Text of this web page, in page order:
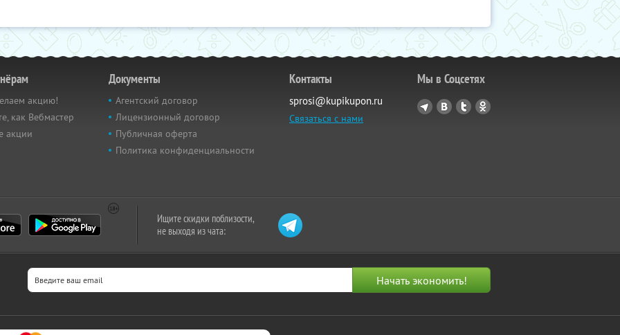
акцию!
как Вебмастер
акции
Документы
Агентский договор
Лицензионный договор
Публичная оферта
Политика конфиденциальности
Контакты
sprosi@kupikupon.ru
Связаться с нами
Мы в Соцсетях
Ищите скидки поблизости,
не выходя из чата: